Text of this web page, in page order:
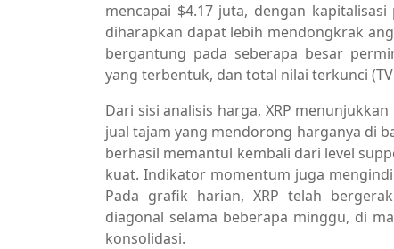
mencapai $4.17 juta, dengan
diharapkan dapat lebih mendongkrak
bergantung pada seberapa besar
yang terbentuk, dan total nilai terkunci
Dari sisi analisis harga, XRP
jual tajam yang mendorong harganya di
berhasil memantul kembali dari level
kuat. Indikator momentum juga
Pada grafik harian, XRP telah
diagonal selama beberapa minggu, di
konsolidasi.